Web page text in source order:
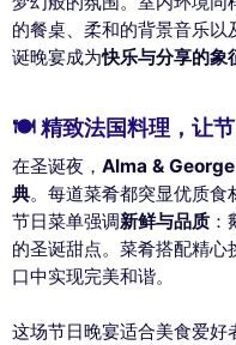
的餐桌、柔和的背景音乐
诞晚宴成为快乐与分享的象
🍽 精致法国料理，让
在圣诞夜， Alma & George
典。每道菜肴都突显优质食
节日菜单强调新鲜与品质
的圣诞甜点。菜肴搭配精
口中实现完美和谐。
这场节日晚宴适合美食爱